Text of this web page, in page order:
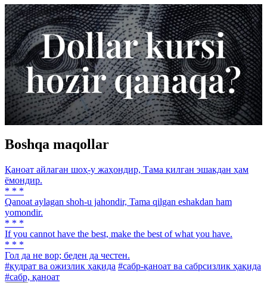
Boshqa maqollar
Қаноат айлаган шоҳ-у жаҳондир, Тама қилган эшакдан ҳам
ёмондир.
* * *
Qanoat aylagan shoh-u jahondir, Tama qilgan eshakdan ham
yomondir.
* * *
If you cannot have the best, make the best of what you have.
* * *
Гол да не вор; беден да честен.
#қудрат ва ожизлик ҳақида #сабр-қаноат ва сабрсизлик ҳақида
#сабр, қаноат